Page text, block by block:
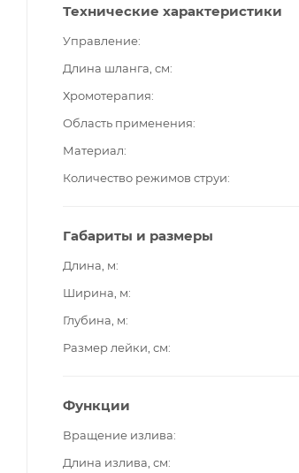
Технические характеристики
Управление
Длина шланга, см
Хромотерапия
Область применения
Материал
Количество режимов струи
Габариты и размеры
Длина, м
Ширина, м
Глубина, м
Размер лейки, см
Функции
Вращение излива
Длина излива, см